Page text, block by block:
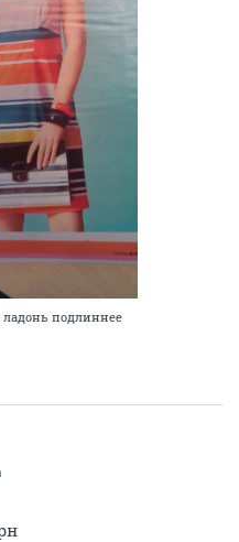
ладонь подлиннее